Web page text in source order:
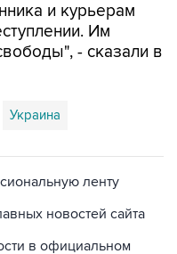
и курьерам
Им
- сказали в
Украина
ленту
новостей сайта
в официальном